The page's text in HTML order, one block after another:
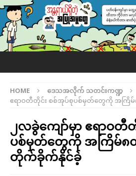
HOME ဒေသအလိုက် သတင်းကဏ္ဍ
ဧရာဝတီတိုင်း စစ်အုပ်စုပစ်မှတ်တွေကို အကြိမ်
၂လခွဲကျော်မှာ ဧရာဝ
ပစ်မှတ်တွေကို အကြိမ်၈၀
တိုက်ခိုက်နိုင်ခဲ့